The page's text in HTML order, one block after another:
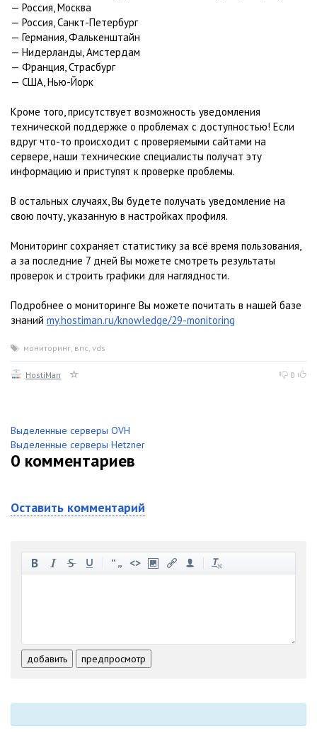
— Россия, Москва
— Россия, Санкт-Петербург
— Германия, Фалькенштайн
— Нидерланды, Амстердам
— Франция, Страсбург
— США, Нью-Йорк
Кроме того, присутствует возможность уведомления
технической поддержке о проблемах с доступностью! Если
вдруг что-то происходит с проверяемыми сайтами на
сервере, наши технические специалисты получат эту
информацию и приступят к проверке проблемы.
В остальных случаях, Вы будете получать уведомление на
свою почту, указанную в настройках профиля.
Мониторинг сохраняет статистику за всё время пользования,
а за последние 7 дней Вы можете смотреть результаты
проверок и строить графики для наглядности.
Подробнее о мониторинге Вы можете почитать в нашей базе
знаний my.hostiman.ru/knowledge/29-monitoring
мониторинг, впс, vds
HostiMan 0
Выделенные серверы OVH
Выделенные серверы Hetzner
0 комментариев
Оставить комментарий
-
-
-
добавить предпросмотр